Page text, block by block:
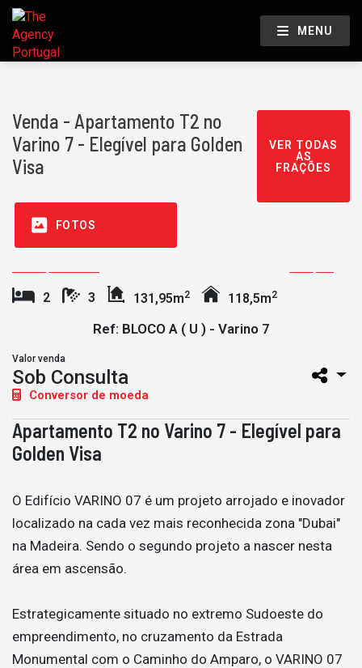
MENU
Venda - Apartamento T2 no
Varino 7 - Elegível para Golden
Visa
VER TODAS
AS
FRAÇÕES
FOTOS
Reservada
2 3 131,95m2 118,5m2
Ref: BLOCO A ( U ) - Varino 7
Valor venda
Sob Consulta
Conversor de moeda
Apartamento T2 no Varino 7 - Elegível para
Golden Visa
O Edifício VARINO 07 é um projeto arrojado e inovador
localizado na cada vez mais reconhecida zona "Dubai"
na Madeira. Sendo o segundo projeto a nascer nesta
área em ascensão.
Estrategicamente situado no extremo Sudoeste do
empreendimento, no cruzamento da Estrada
Monumental com o Caminho do Amparo, o VARINO 07